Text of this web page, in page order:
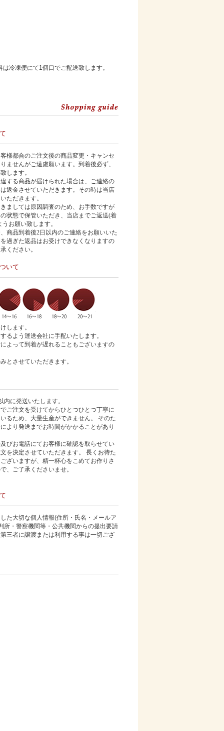
冷凍便にて1個口でご配送致します。
様都合のご注文後の商品変更・キャンセ
ませんがご遠慮願います。到着後必ず、
します。
する商品が届けられた場合は、ご連絡の
返金させていただきます。その時は当店
ただきます。
ましては原因調査のため、お手数ですが
状態で保管いただき、当店までご返送(着
お願い致します。
商品到着後2日以内のご連絡をお願いいた
過ぎた返品はお受けできなくなりますの
ください。
いて
します。
るよう運送会社に手配いたします。
よって到着が遅れることもございますの
とさせていただきます。
内に発送いたします。
ご注文を受けてからひとつひとつ丁寧に
るため、大量生産ができません。 そのた
より発送までお時間がかかることがあり
びお電話にてお客様に確認を取らせてい
を決定させていただきます。 長くお待た
ざいますが、精一杯心をこめてお作りさ
、ご了承くださいませ。
た大切な個人情報(住所・氏名・メールア
所・警察機関等・公共機関からの提出要請
三者に譲渡または利用する事は一切ござ